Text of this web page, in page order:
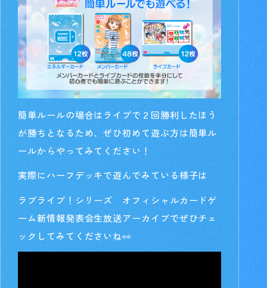
簡単ルールの場合はライブで２回勝利したほう
が勝ちとなるため、ぜひ初めて遊ぶ方は簡単ル
ールからやってみてください！
実際にハーフデッキで遊んでみている様子は
ラブライブ！シリーズ オフィシャルカードゲ
ーム新情報発表会生放送アーカイブでぜひチェ
ックしてみてくださいね👀